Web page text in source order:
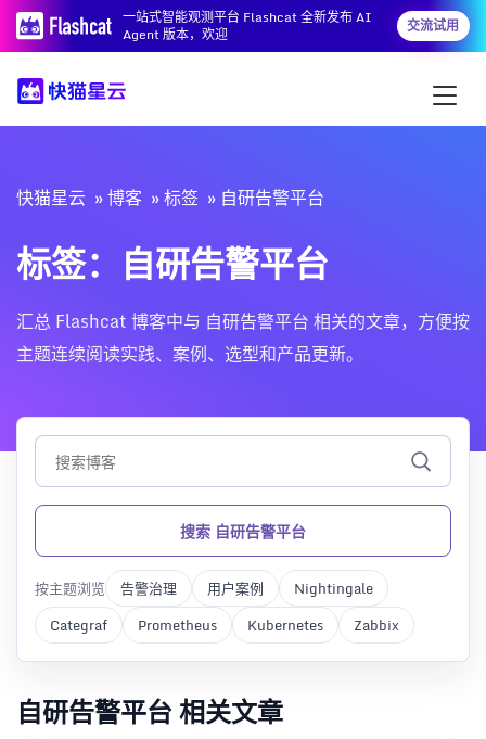
一站式智能观测平台 Flashcat 全新发布 AI
Agent 版本，欢迎
交流试用
快猫星云 博客 标签 自研告警平台
标签：自研告警平台
汇总 Flashcat 博客中与 自研告警平台 相关的文章，方便按
主题连续阅读实践、案例、选型和产品更新。
搜索 自研告警平台
按主题浏览 告警治理 用户案例
Nightingale
Categraf
Prometheus Kubernetes Zabbix
自研告警平台 相关文章